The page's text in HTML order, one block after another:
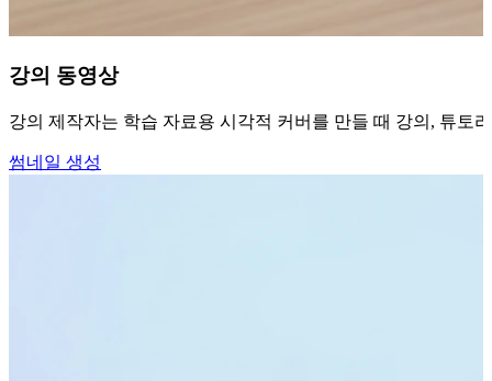
강의 동영상
강의 제작자는 학습 자료용 시각적 커버를 만들 때 강의, 튜토
썸네일 생성